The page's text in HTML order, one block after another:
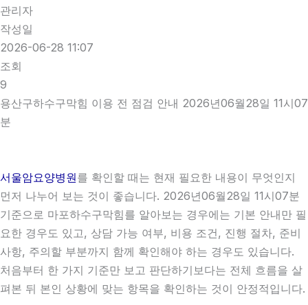
관리자
작성일
2026-06-28 11:07
조회
9
용산구하수구막힘 이용 전 점검 안내 2026년06월28일 11시07
분
서울암요양병원를 확인할 때는 현재 필요한 내용이 무엇인지
먼저 나누어 보는 것이 좋습니다. 2026년06월28일 11시07분
기준으로 마포하수구막힘를 알아보는 경우에는 기본 안내만 필
요한 경우도 있고, 상담 가능 여부, 비용 조건, 진행 절차, 준비
사항, 주의할 부분까지 함께 확인해야 하는 경우도 있습니다.
처음부터 한 가지 기준만 보고 판단하기보다는 전체 흐름을 살
펴본 뒤 본인 상황에 맞는 항목을 확인하는 것이 안정적입니다.